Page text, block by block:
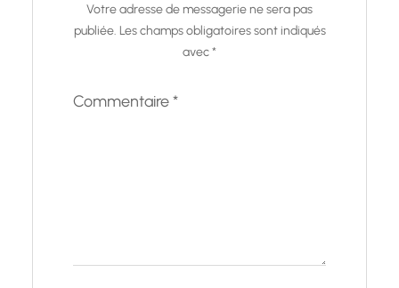
Votre adresse de messagerie ne sera pas
publiée. Les champs obligatoires sont indiqués
avec*
Commentaire*